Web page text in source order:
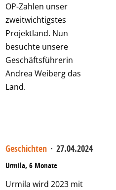
OP-Zahlen unser
zweitwichtigstes
Projektland. Nun
besuchte unsere
Geschäftsführerin
Andrea Weiberg das
Land.
Geschichten · 27.04.2024
Urmila, 6 Monate
Urmila wird 2023 mit